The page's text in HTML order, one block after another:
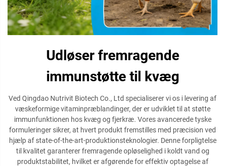
Udløser fremragende
immunstøtte til kvæg
Ved Qingdao Nutrivit Biotech Co., Ltd specialiserer vi os i levering af
væskeformige vitaminpræblandinger, der er udviklet til at støtte
immunfunktionen hos kvæg og fjerkræ. Vores avancerede tyske
formuleringer sikrer, at hvert produkt fremstilles med præcision ved
hjælp af state-of-the-art-produktionsteknologier. Denne forpligtelse
til kvalitet garanterer fremragende opløselighed i koldt vand og
produktstabilitet, hvilket er afgørende for effektiv optagelse af